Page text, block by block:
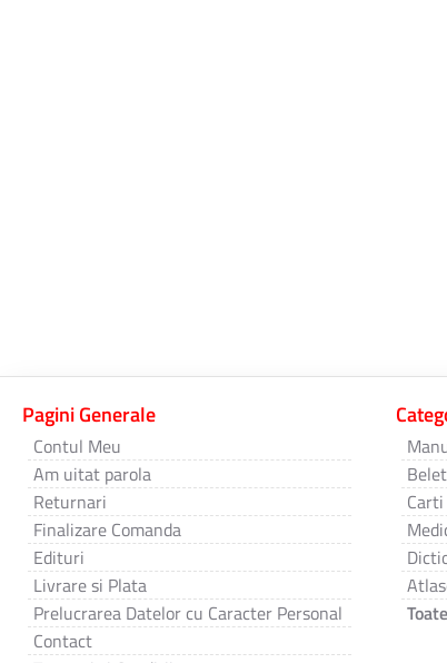
Pagini Generale
Contul Meu
Am uitat parola
Returnari
Finalizare Comanda
Edituri
Livrare si Plata
Prelucrarea Datelor cu Caracter Personal
Contact